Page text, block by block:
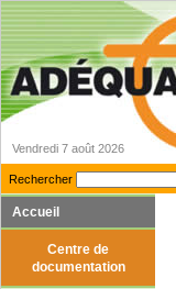
Vendredi 7 août 2026
Rechercher
Accueil
Centre de
documentation